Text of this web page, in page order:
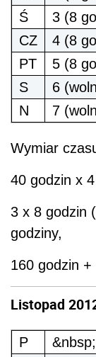
Ś
3 (8
CZ
4 (8
PT
5 (8
S
6
N
7
Wymiar
40 godzin x
3 x 8 godzin
godziny,
160 godzin
Listopad
P &nbsp;